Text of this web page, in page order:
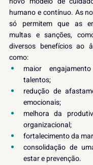
humano e contínuo. As
só permitem que as
multas e sanções,
diversos benefícios ao
como:
maior
talentos;
redução de
emocionais;
melhora da
organizacional;
fortalecimento da
consolidação de
estar e prevenção.